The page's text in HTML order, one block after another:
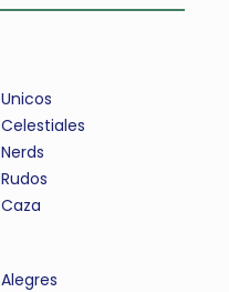
Unicos
Celestiales
Nerds
Rudos
Caza
Alegres